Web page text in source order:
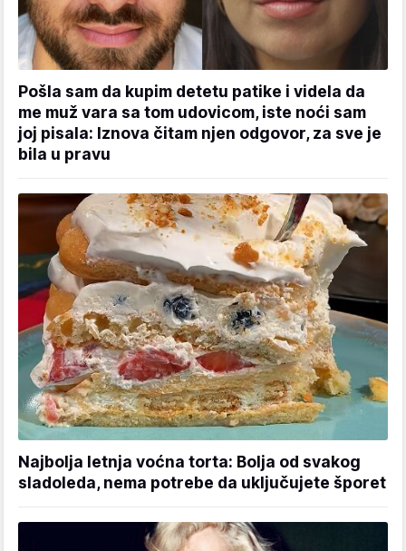
Pošla sam da kupim detetu patike i videla da
me muž vara sa tom udovicom, iste noći sam
joj pisala: Iznova čitam njen odgovor, za sve je
bila u pravu
Najbolja letnja voćna torta: Bolja od svakog
sladoleda, nema potrebe da uključujete šporet